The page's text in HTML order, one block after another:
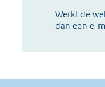
Werkt de
dan een e-